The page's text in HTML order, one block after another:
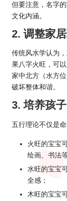
但要注意，名字
文化内涵。
2. 调整家
传统风水学认为
果八字火旺，可
家中北方（水方
破坏整体和谐。
3. 培养孩
五行理论不仅是
火旺的宝宝
绘画、书法
水旺的宝宝
全感；
木旺的宝宝